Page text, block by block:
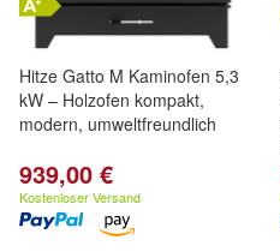
Hitze Gatto M Kaminofen 5,3
kW – Holzofen kompakt,
modern, umweltfreundlich
939,00 €
Kostenloser Versand